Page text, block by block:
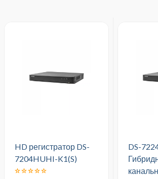
HD регистратор DS-
7204HUHI-K1(S)
DS-